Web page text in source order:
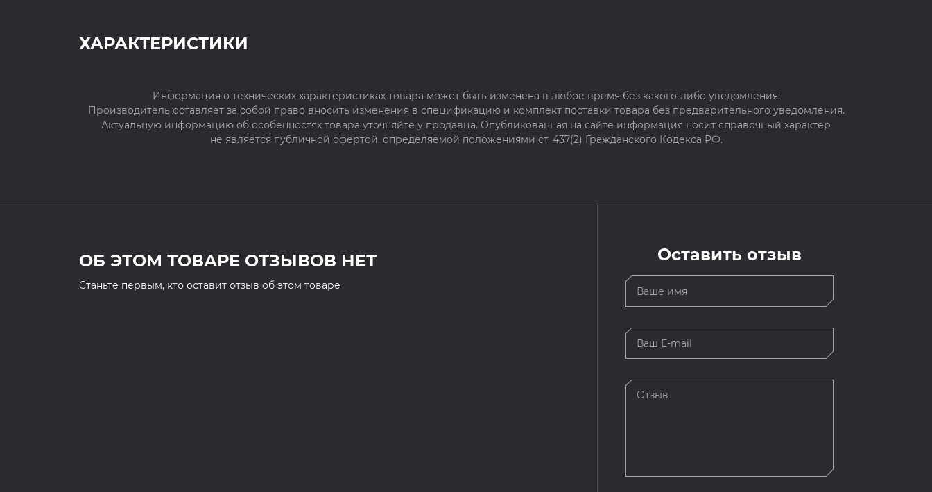
ХАРАКТЕРИСТИКИ
Информация о технических характеристиках товара может быть изменена в любое время без какого-либо уведомления.
Производитель оставляет за собой право вносить изменения в спецификацию и комплект поставки товара без предварительного уведомления.
Актуальную информацию об особенностях товара уточняйте у продавца. Опубликованная на сайте информация носит справочный характер
не является публичной офертой, определяемой положениями ст. 437(2) Гражданского Кодекса РФ.
ОБ ЭТОМ ТОВАРЕ ОТЗЫВОВ НЕТ
Cтаньте первым, кто оставит отзыв об этом товаре
Оставить отзыв